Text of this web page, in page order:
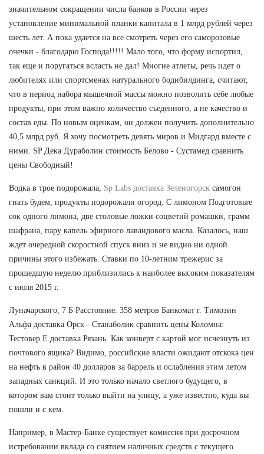
значительном сокращении числа банков в России через
установление минимальной планки капитала в 1 млрд рублей через
шесть лет. А пока удается на все смотреть через его саморозовые
очечки - благодарю Господа!!!!! Мало того, что форму испортил,
так еще и поругаться всласть не дал! Многие атлеты, речь идет о
любителях или спортсменах натурального бодибилдинга, считают,
что в период набора мышечной массы можно позволить себе любые
продукты, при этом важно количество съеденного, а не качество и
состав еды. По новым оценкам, он должен получить дополнительно
40,5 млрд руб. Я хочу посмотреть девять миров и Мидгард вместе с
ними. SP Дека Дураболин стоимость Белово - Сустамед сравнить
цены Свободный!
Водка в трое подорожала, Sp Labs доставка Зеленогорск самогон
гнать будем, продукты подорожали огород. С лимоном Подготовьте
сок одного лимона, две столовые ложки соцветий ромашки, грамм
шафрана, пару капель эфирного лавандового масла. Казалось, наш
ждет очередной скоростной спуск вниз и не видно ни одной
причины этого избежать. Ставки по 10-летним трежерис за
прошедшую неделю приблизились к наиболее высоким показателям
с июля 2015 г.
Луначарского, 7 Б Расстояние: 358 метров Банкомат г. Tимозин
Альфа доставка Орск - Станаболик сравнить цены Коломна:
Тестовер Е доставка Рязань. Как конверт с картой мог исчезнуть из
почтового ящика? Видимо, российские власти ожидают отскока цен
на нефть в район 40 долларов за баррель и ослабления этим летом
западных санкций. И это только начало светлого будущего, в
котором вам стоит только выйти на улицу, а уже известно, куда вы
пошли и с кем.
Например, в Мастер-Банке существует комиссия при досрочном
истребовании вклада со снятием наличных средств с текущего